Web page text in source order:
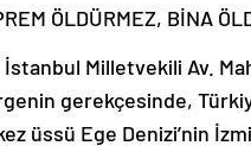
ÖLDÜRMEZ, BİNA
İstanbul Milletvekili Av.
gerekçesinde,
üssü Ege Denizi’nin